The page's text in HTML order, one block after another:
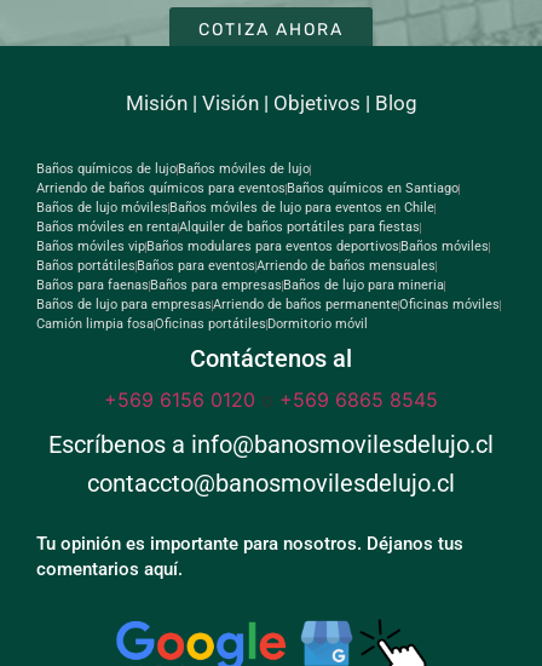
COTIZA AHORA
Misión| Visión| Objetivos | Blog
Baños químicos de lujo Baños móviles de lujo
Arriendo de baños químicos para eventos Baños químicos en Santiago
Baños de lujo móviles Baños móviles de lujo para eventos en Chile
Baños móviles en rentaAlquiler de baños portátiles para fiestas
Baños móviles vip Baños modulares para eventos deportivos Baños móviles
Baños portátiles Baños para eventosArriendo de baños mensuales
Baños para faenas Baños para empresas Baños de lujo para mineria
Baños de lujo para empresasArriendo de baños permanenteOficinas móviles
Camión limpia fosaOficinas portátiles Dormitorio móvil
Contáctenos al
+569 6156 0120 o +569 6865 8545
Escríbenos a info@banosmovilesdelujo.cl
contaccto@banosmovilesdelujo.cl
Tu opinión es importante para nosotros. Déjanos tus
comentarios aquí.